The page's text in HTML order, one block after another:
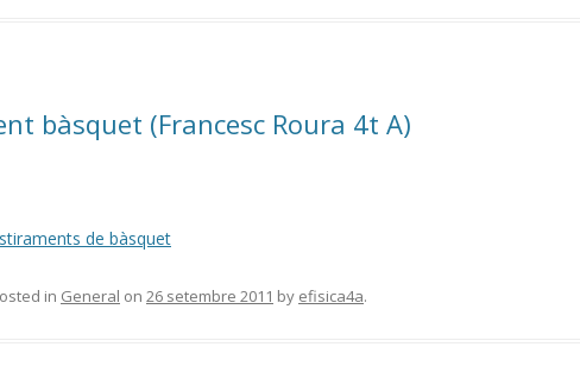
bàsquet (Francesc Roura 4t A)
de bàsquet
in General on 26 setembre 2011 by efisica4a.